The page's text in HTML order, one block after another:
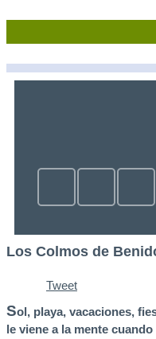
Los Colmos de
Tweet
Sol, playa, vacaciones,
le viene a la mente